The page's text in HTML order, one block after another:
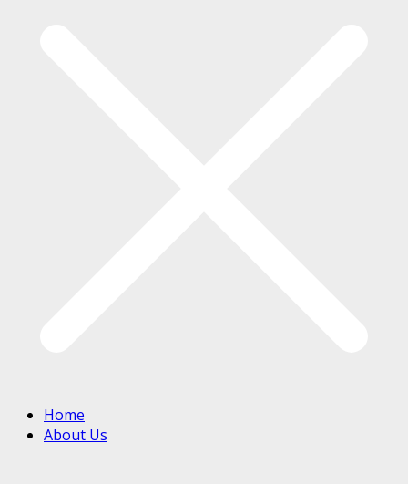
Home
About Us